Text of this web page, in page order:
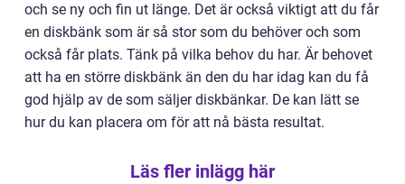
och se ny och fin ut länge. Det är också viktigt att du får
en diskbänk som är så stor som du behöver och som
också får plats. Tänk på vilka behov du har. Är behovet
att ha en större diskbänk än den du har idag kan du få
god hjälp av de som säljer diskbänkar. De kan lätt se
hur du kan placera om för att nå bästa resultat.
Läs fler inlägg här